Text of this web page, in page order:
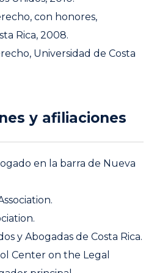
con honores,
Rica, 2008.
Universidad de Costa
y afiliaciones
en la barra de Nueva
y Abogadas de Costa Rica.
Center on the Legal